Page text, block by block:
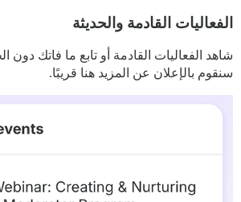
الفعاليات القادمة والحديثة
شاهد الفعاليات القادمة أو تابع ما فاتك دون
سنقوم بالإعلان عن المزيد هنا قريبًا.